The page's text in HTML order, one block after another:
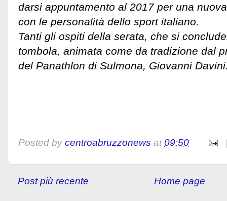
darsi appuntamento al 2017 per una
con le personalità dello sport italiano.
Tanti gli ospiti della serata, che si
tombola, animata come da tradizione dal
del Panathlon di Sulmona, Giovanni
Posted by centroabruzzonews at09:50
Post più recente Home page